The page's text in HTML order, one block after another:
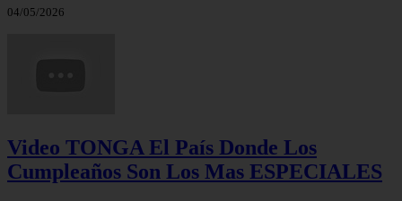
04/05/2026
Video TONGA El País Donde Los
Cumpleaños Son Los Mas ESPECIALES